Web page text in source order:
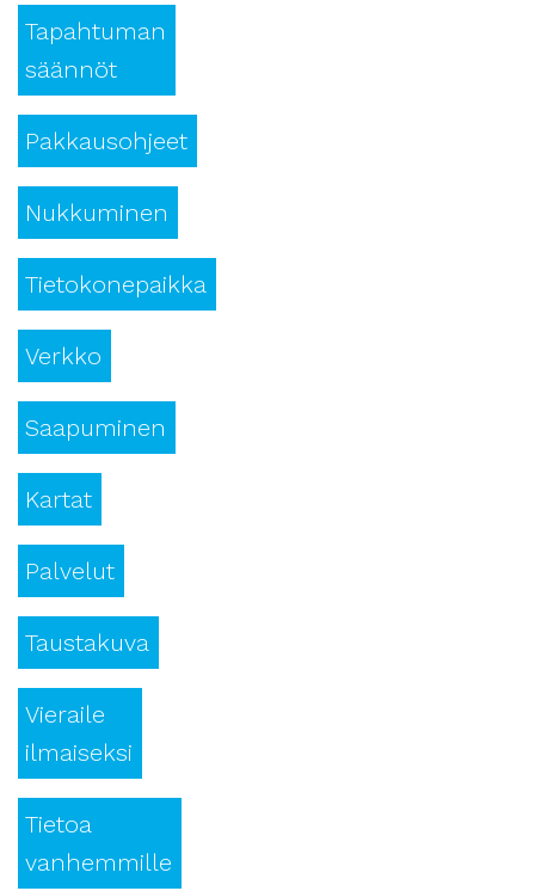
Tapahtuman
säännöt
Pakkausohjeet
Nukkuminen
Tietokonepaikka
Verkko
Saapuminen
Kartat
Palvelut
Taustakuva
Vieraile
ilmaiseksi
Tietoa
vanhemmille